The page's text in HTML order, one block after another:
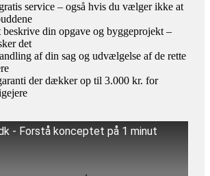
service – også hvis du vælger ikke at
din opgave og byggeprojekt –
det
af din sag og udvælgelse af de rette
der dækker op til 3.000 kr. for
- Forstå konceptet på 1 minut